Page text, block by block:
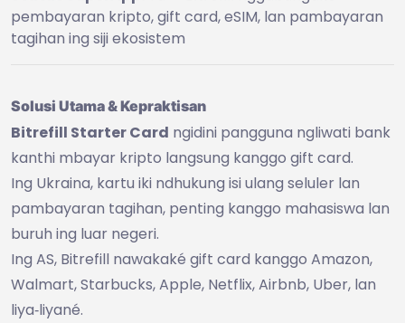
pembayaran kripto, gift card, eSIM, lan pambayaran
tagihan ing siji ekosistem
Solusi Utama & Kepraktisan
Bitrefill Starter Card ngidini pangguna ngliwati bank
kanthi mbayar kripto langsung kanggo gift card.
Ing Ukraina, kartu iki ndhukung isi ulang seluler lan
pambayaran tagihan, penting kanggo mahasiswa lan
buruh ing luar negeri.
Ing AS, Bitrefill nawakaké gift card kanggo Amazon,
Walmart, Starbucks, Apple, Netflix, Airbnb, Uber, lan
liya‑liyané.